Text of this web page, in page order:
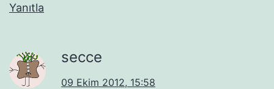
Yanıtla
secce
09 Ekim 2012, 15:58